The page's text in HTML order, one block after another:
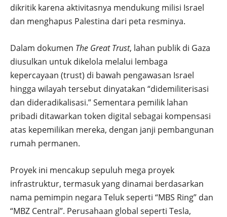
dikritik karena aktivitasnya mendukung milisi Israel
dan menghapus Palestina dari peta resminya.
Dalam dokumen The Great Trust, lahan publik di Gaza
diusulkan untuk dikelola melalui lembaga
kepercayaan (trust) di bawah pengawasan Israel
hingga wilayah tersebut dinyatakan “didemiliterisasi
dan dideradikalisasi.” Sementara pemilik lahan
pribadi ditawarkan token digital sebagai kompensasi
atas kepemilikan mereka, dengan janji pembangunan
rumah permanen.
Proyek ini mencakup sepuluh mega proyek
infrastruktur, termasuk yang dinamai berdasarkan
nama pemimpin negara Teluk seperti “MBS Ring” dan
“MBZ Central”. Perusahaan global seperti Tesla,